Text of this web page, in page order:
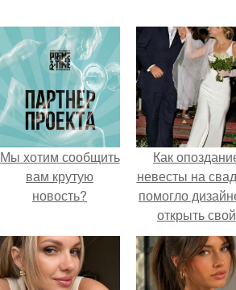
Мы хотим сообщить
вам крутую
новость?
Как
невесты на
помогло
открыть свой
бренд.